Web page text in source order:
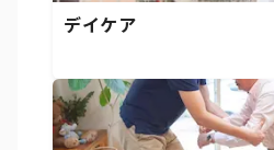
デイケア